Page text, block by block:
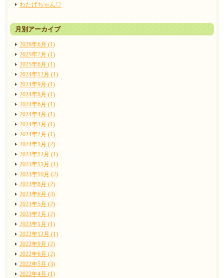
わたげちゃん♡
月別アーカイブ
2026年6月 (1)
2025年7月 (1)
2025年6月 (1)
2024年12月 (1)
2024年9月 (1)
2024年8月 (1)
2024年6月 (1)
2024年4月 (1)
2024年3月 (1)
2024年2月 (1)
2024年1月 (2)
2023年12月 (1)
2023年11月 (1)
2023年10月 (2)
2023年8月 (2)
2023年6月 (3)
2023年5月 (2)
2023年2月 (2)
2023年1月 (1)
2022年12月 (1)
2022年9月 (2)
2022年6月 (2)
2022年5月 (3)
2022年4月 (1)